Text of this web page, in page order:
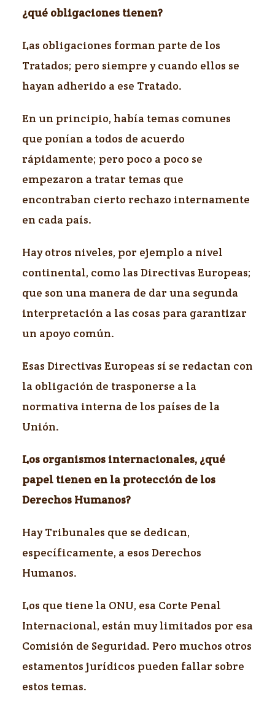
¿qué obligaciones tienen?
Las obligaciones forman parte de los
Tratados; pero siempre y cuando ellos se
hayan adherido a ese Tratado.
En un principio, había temas comunes
que ponían a todos de acuerdo
rápidamente; pero poco a poco se
empezaron a tratar temas que
encontraban cierto rechazo internamente
en cada país.
Hay otros niveles, por ejemplo a nivel
continental, como las Directivas Europeas;
que son una manera de dar una segunda
interpretación a las cosas para garantizar
un apoyo común.
Esas Directivas Europeas sí se redactan con
la obligación de trasponerse a la
normativa interna de los países de la
Unión.
Los organismos internacionales, ¿qué
papel tienen en la protección de los
Derechos Humanos?
Hay Tribunales que se dedican,
específicamente, a esos Derechos
Humanos.
Los que tiene la ONU, esa Corte Penal
Internacional, están muy limitados por esa
Comisión de Seguridad. Pero muchos otros
estamentos jurídicos pueden fallar sobre
estos temas.